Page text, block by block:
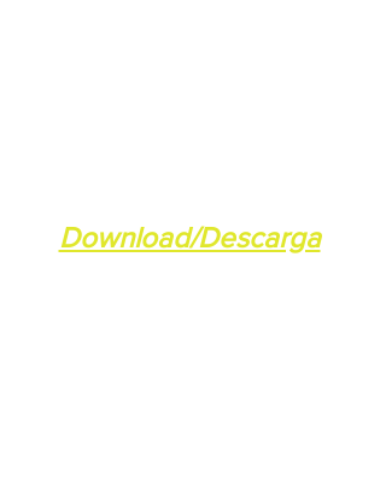
Download/Descarga